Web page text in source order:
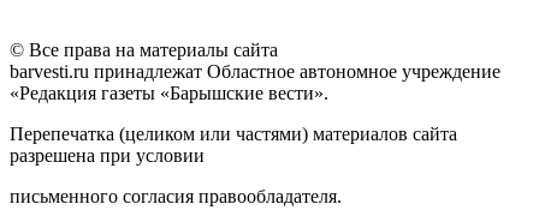
© Все права на материалы сайта
barvesti.ru принадлежат Областное автономное учреждение
«Редакция газеты «Барышские вести».
Перепечатка (целиком или частями) материалов сайта
разрешена при условии
письменного согласия правообладателя.